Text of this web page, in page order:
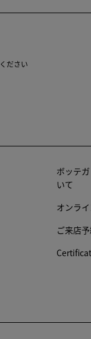
ださい
ボッテ
いて
オンラ
ご来店